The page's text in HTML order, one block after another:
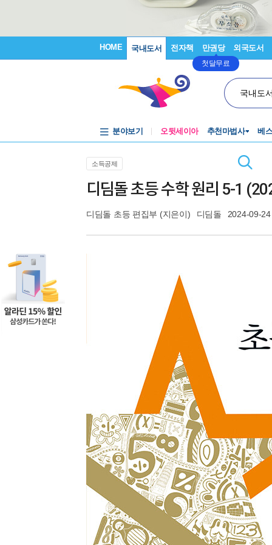
HOME 국내도서 전자책 만권당
첫달무료
외국도서
국내도
분야보기 오뒷세이아 추천마법사 베
소득공제
디딤돌 초등 수학 원리 5-1
디딤돌 초등 편집부 (지은이) 디딤돌 2024-09-24